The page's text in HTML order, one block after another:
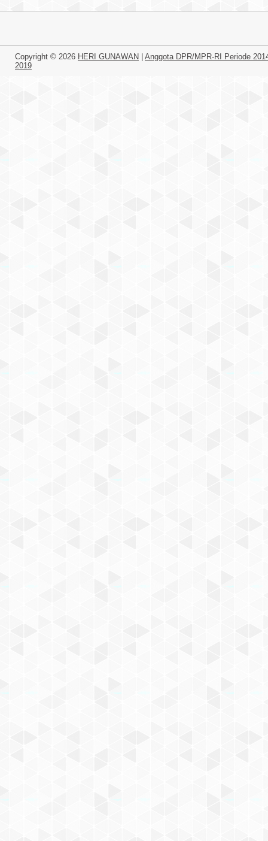
Copyright © 2026 HERI GUNAWAN
Anggota DPR/MPR-RI Periode
2019